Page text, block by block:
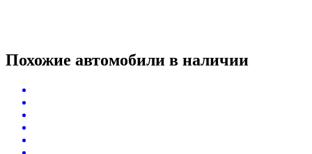
Похожие автомобили в наличии